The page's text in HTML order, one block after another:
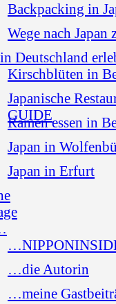
Backpacking in
Wege nach Japan
Deutschland
Kirschblüten in
Japanische
GUIDE
Ramen essen in
Japan in
Japan in Erfurt
…die Autorin
…meine